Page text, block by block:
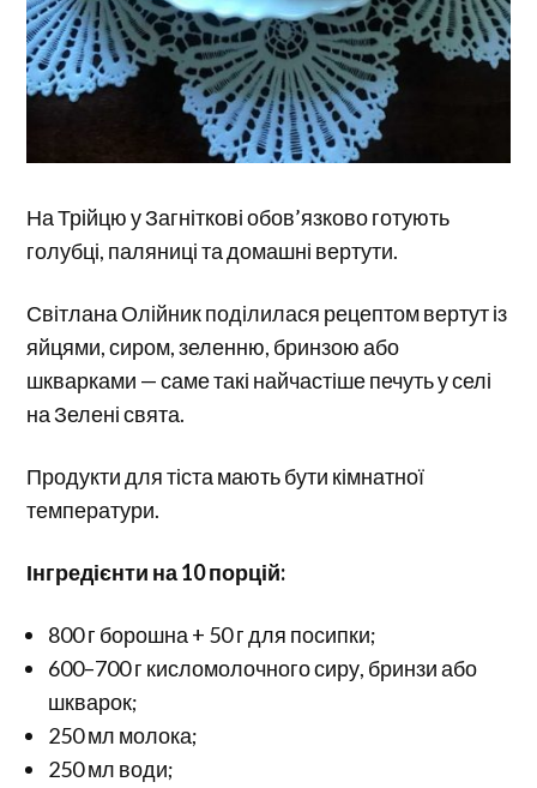
На Трійцю у Загніткові обов’язково готують
голубці, паляниці та домашні вертути.
Світлана Олійник поділилася рецептом вертут із
яйцями, сиром, зеленню, бринзою або
шкварками — саме такі найчастіше печуть у селі
на Зелені свята.
Продукти для тіста мають бути кімнатної
температури.
Інгредієнти на 10 порцій:
800 г борошна + 50 г для посипки;
600–700 г кисломолочного сиру, бринзи або
шкварок;
250 мл молока;
250 мл води;